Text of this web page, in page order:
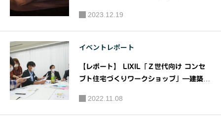
2023.12.19
イベントレポート
【レポート】 LIXIL「Ｚ世代向け コンセ
プト住宅づくりワークショップ」―建築学
える
2022.11.08